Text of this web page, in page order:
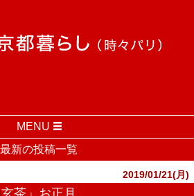
MENU
最新の投稿一覧
2019/01/21(月)